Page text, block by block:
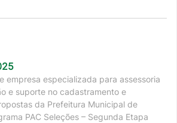
empresa especializada para assessoria
e suporte no cadastramento e
da Prefeitura Municipal de
PAC Seleções – Segunda Etapa